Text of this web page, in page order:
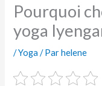
Pourquoi
yoga
/Yoga / Parhelene